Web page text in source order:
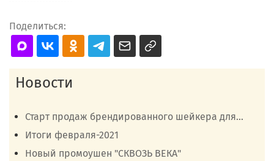
Поделиться:
Новости
Старт продаж брендированного шейкера для...
Итоги февраля-2021
Новый промоушен "СКВОЗЬ ВЕКА"